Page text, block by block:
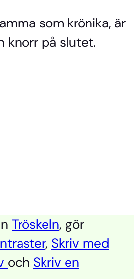
som krönika, är
knorr på slutet.
Tröskeln, gör
, Skriv med
och Skriv en